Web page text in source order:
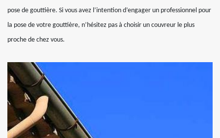
pose de gouttière. Si vous avez l’intention d’engager un professionnel pour
la pose de votre gouttière, n’hésitez pas à choisir un couvreur le plus
proche de chez vous.